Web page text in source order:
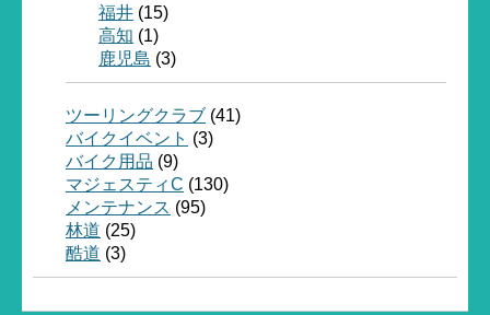
福井 (15)
高知 (1)
鹿児島 (3)
ツーリングクラブ (41)
バイクイベント (3)
バイク用品 (9)
マジェスティC (130)
メンテナンス (95)
林道 (25)
酷道 (3)